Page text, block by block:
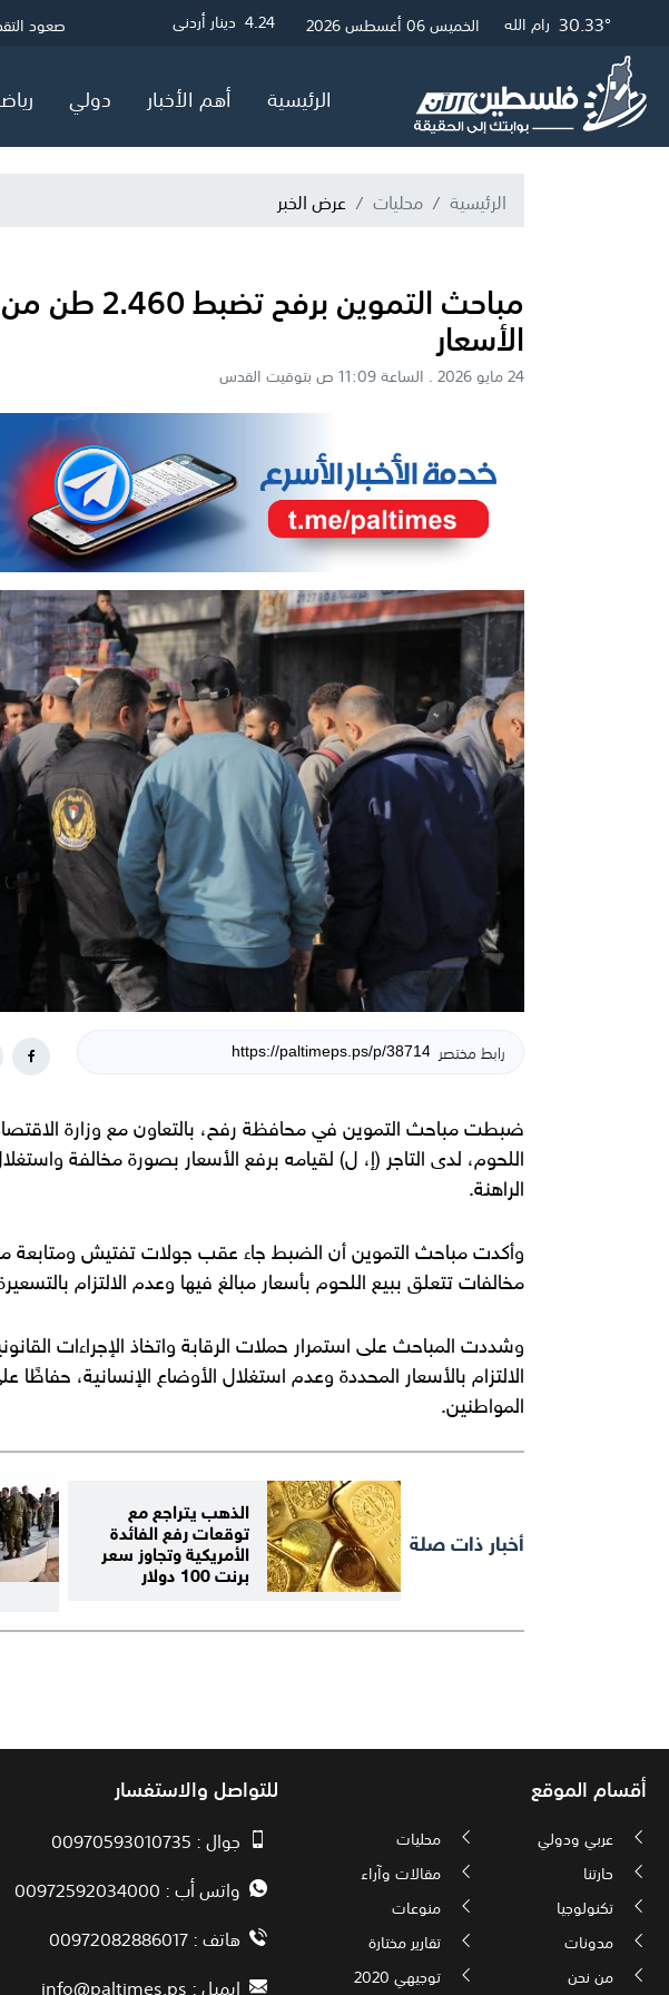
32.51° غزة 30.57° القدس 30.33° رام الله الخميس 06 أغسطس 2026 3 دولار أمريكي4.05 جنيه إسترليني 4.24 دينار أردني حماس:
الصحة بغزة: شهيد
صعود
الرئيسية أهم الأخبار دولي
الرئيسية محليات عرض الخبر
مباحث
الأسعار
24 مايو 2026 . الساعة 11:09 ص بتوقيت القدس
رابط مختصر
اللحوم، لدى التاجر (إ، ل) لقيامه برفع الأسعار بصورة مخالفة
الراهنة.
وأكدت مباحث التموين أن الضبط جاء عقب جولات تفتيش ومتابعة
مخالفات تتعلق ببيع اللحوم بأسعار مبالغ فيها وعدم الالتزام
وشددت المباحث على استمرار حملات الرقابة واتخاذ الإجراءات
الالتزام بالأسعار المحددة وعدم استغلال الأوضاع الإنسانية،
المواطنين.
أخبار ذات صلة
الذهب يتراجع مع
توقعات رفع الفائدة
الأمريكية وتجاوز سعر
برنت 100 دولار
أقسام الموقع
عربي ودولي
محليات
حارتنا
مقالات وآراء
تكنولوجيا
منوعات
مدونات
تقارير مختارة
من نحن
توجيهي 2020
للتواصل والاستفسار
جوال : 00970593010735
واتس أب : 00972592034000
هاتف : 00972082886017
ايميل :info@paltimes.ps